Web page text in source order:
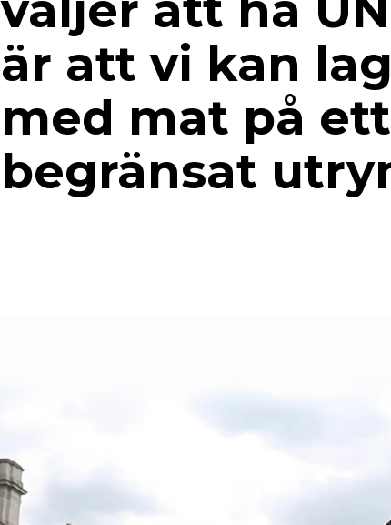
är att vi kan
med mat på
begränsat